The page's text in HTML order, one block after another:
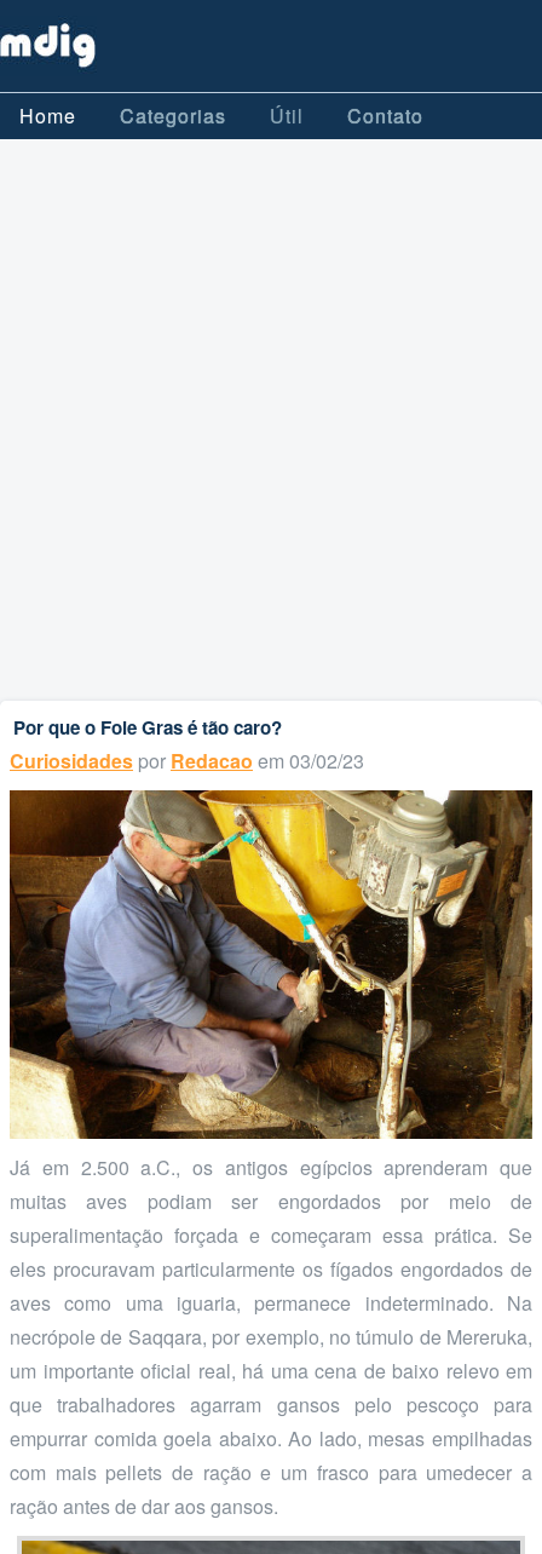
Home Categorias Útil Contato
Por que o Foie Gras é tão caro?
Curiosidades por Redacao em 03/02/23
Já em 2.500 a.C., os antigos egípcios aprenderam que
muitas aves podiam ser engordados por meio de
superalimentação forçada e começaram essa prática. Se
eles procuravam particularmente os fígados engordados de
aves como uma iguaria, permanece indeterminado. Na
necrópole de Saqqara, por exemplo, no túmulo de Mereruka,
um importante oficial real, há uma cena de baixo relevo em
que trabalhadores agarram gansos pelo pescoço para
empurrar comida goela abaixo. Ao lado, mesas empilhadas
com mais pellets de ração e um frasco para umedecer a
ração antes de dar aos gansos.